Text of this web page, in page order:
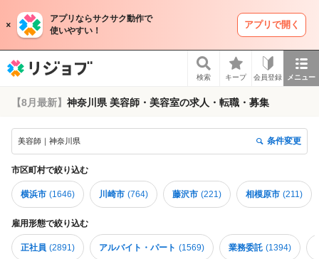
アプリならサクサク動作で
使いやすい！
アプリで開く
検索 キープ 会員登録 メニュー
【8月最新】 神奈川県 美容師・美容室の求人・転職・募集
美容師｜神奈川県 条件変更
市区町村で絞り込む
横浜市 (1646) 川崎市 (764) 藤沢市 (221) 相模原市 (211)
雇用形態で絞り込む
正社員 (2891) アルバイト・パート (1569) 業務委託 (1394)